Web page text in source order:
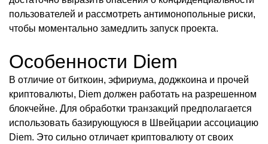
пользователей и рассмотреть антимонопольные риски,
чтобы моментально замедлить запуск проекта.
Особенности Diem
В отличие от биткоин, эфириума, доджкоина и прочей
криптовалюты, Diem должен работать на разрешенном
блокчейне. Для обработки транзакций предполагается
использовать базирующуюся в Швейцарии ассоциацию
Diem. Это сильно отличает криптовалюту от своих